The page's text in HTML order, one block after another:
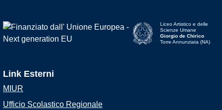
Liceo Artistico e delle
Scienze Umane
Giorgio de Chirico
Torre Annunziata (NA)
Link Esterni
MIUR
Ufficio Scolastico Regionale